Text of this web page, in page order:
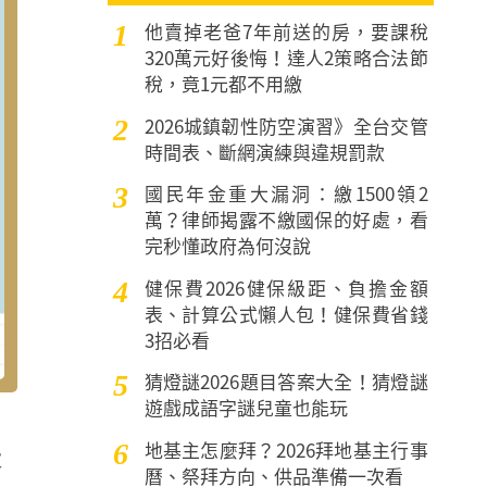
1
他賣掉老爸7年前送的房，要課稅
320萬元好後悔！達人2策略合法節
稅，竟1元都不用繳
2
2026城鎮韌性防空演習》全台交管
時間表、斷網演練與違規罰款
3
國民年金重大漏洞：繳1500領2
萬？律師揭露不繳國保的好處，看
完秒懂政府為何沒說
4
健保費2026健保級距、負擔金額
表、計算公式懶人包！健保費省錢
3招必看
5
猜燈謎2026題目答案大全！猜燈謎
遊戲成語字謎兒童也能玩
6
地基主怎麼拜？2026拜地基主行事
曆、祭拜方向、供品準備一次看